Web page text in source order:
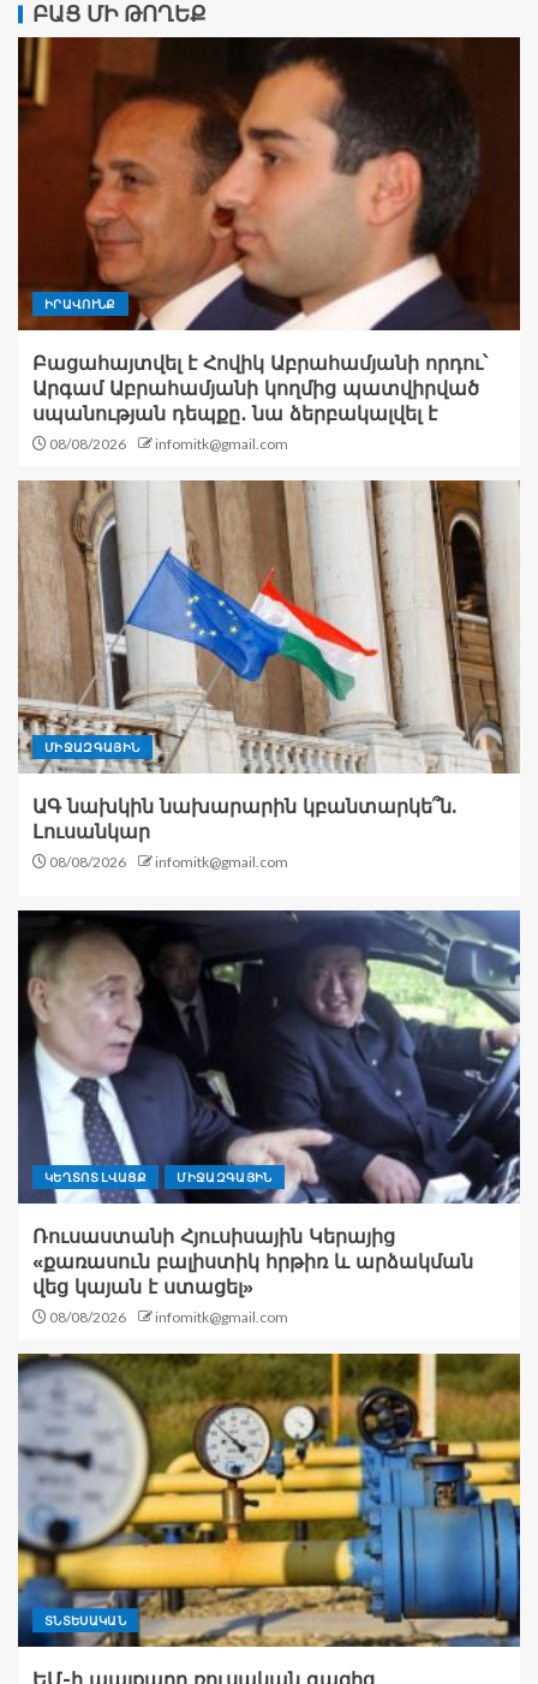
ԲԱՑ ՄԻ ԹՈՂԵՔ
ԻՐԱՎՈՒՆՔ
Բացահայտվել է Հովիկ Աբրահամյանի որդու՝
Արգամ Աբրահամյանի կողմից պատվիրված
սպանության դեպքը․ նա ձերբակալվել է
08/08/2026 infomitk@gmail.com
ՄԻՋԱԶԳԱՅԻՆ
ԱԳ նախկին նախարարին կբանտարկե՞ն.
Լուսանկար
08/08/2026 infomitk@gmail.com
ԿԵՂՏՈՏ ԼՎԱՑՔ ՄԻՋԱԶԳԱՅԻՆ
Ռուսաստանի Հյուսիսային Կերայից
«քառասուն բալիստիկ հրթիռ և արձակման
վեց կայան է ստացել»
08/08/2026 infomitk@gmail.com
ՏՆՏԵՍԱԿԱՆ